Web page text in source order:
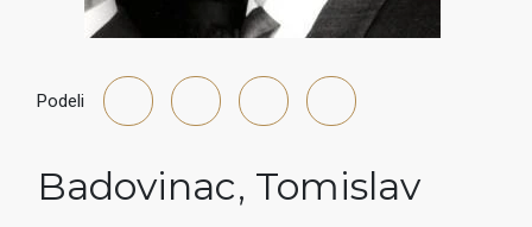
Podeli
Badovinac, Tomislav